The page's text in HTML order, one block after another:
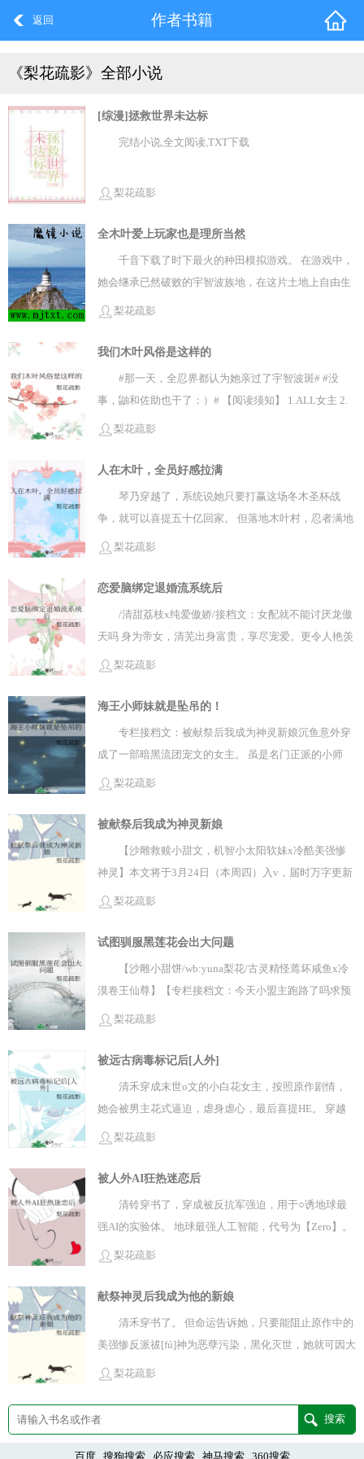
返回 作者书籍
《梨花疏影》全部小说
[综漫]拯救世界未达标
完结小说,全文阅读,TXT下载
梨花疏影
全木叶爱上玩家也是理所当然
千音下载了时下最火的种田模拟游戏。 在游戏中，
她会继承已然破败的宇智波族地，在这片土地上自由生
活发展，尽享生活乐趣。 然而游戏开局，她收到一封奇
梨花疏影
我们木叶风俗是这样的
#那一天，全忍界都认为她亲过了宇智波斑# #没
事，鼬和佐助也干了：）# 【阅读须知】 1.ALL女主 2.
主世界甜文路线但平行世界未来直播内容相当狗血恨海
在黑泥ooc情节（尤其是宇智波线） 4.以上确定可以接
受，那么——冲冲冲！！! 内容标签：火影系统直播成
长乙女向
梨花疏影
人在木叶，全员好感拉满
琴乃穿越了，系统说她只要打赢这场冬木圣杯战
争，就可以喜提五十亿回家。 但落地木叶村，忍者满地
跑的情况是？ 系统：【这里应该是特异点，而且有轮回
个世界的fate转世体。 鸣人是备受欺凌的学妹樱，佐助
是傲娇大**凛，Saber是…… 等等秽土转生出来的怎么
会是Avenger宇智波？！ 不管了，总之就要全部拿下。
梨花疏影
恋爱脑绑定退婚流系统后
/清甜荔枝x纯爱傲娇/接档文：女配就不能讨厌龙傲
天吗 身为帝女，清芜出身富贵，享尽宠爱。更令人艳羡
的是，高人谶言，她未来驸马也必然是人中至
来路不明的少年剑修。 清芜好奇打量他：“请
问阁下有何过人之处？” 少年语出惊人：“在下可与
你无边富贵。” 清芜摇头：“皇室不缺钱
貌。” 清芜语气骄傲：“我已经是天下第一美人
就是不能吃苦。” 此时，她眼前的少年剑修终于
没傲气，也没那么镇定了。 “但我还是选
你。”清芜粲然一笑,“因为你长得比他们都好
君。 她的人生已经足够完美，身边只需要养一个懂
事小漂亮就好啦。 * 虞观南天纵奇才，唯独
突破飞升之事迟迟未有寸进。 师祖为他卜
难：“观南无情命宫，又性情孤冷，天生不会动
少年眉心微皱。 他询问系统：情敌这般众多，
情，只是想尽快渡劫飞升，守护天下而已。” 系
统：尊嘟假嘟o.o? * 清芜觉得自己的驸马天下第
一别扭，也天下第一可爱。 她要他以色侍人，剑
修会边念诵净心经文，边冷酷的宽衣解带。 她难以
巢。 对此，虞观南言语冷淡：“我可予你所有，
唯独不爱你。” 清芜眨眨眼，托腮道：“话说，
上次你为我求来的丹药还蛮好用的。” 少年瞬间
还是川香麻辣味？”专栏接档文：女配就不能讨厌龙傲天
吗文案： 清梨是一本男频文里的退婚流女配，姿容纯洁
妍丽，家世不凡，却心肠恶毒。 她羞辱落魄时的男主，
高调退婚，却会被“莫欺少年穷”的嘲讽。 她轻蔑男主的
梨花疏影
海王小师妹就是坠吊的！
专栏接档文：被献祭后我成为神灵新娘沉鱼意外穿
成了一部暗黑流团宠文的女主。 虽是名门正派的小师
妹，但实际上不过是外宗上供的药人，生得娇弱美貌。
杀，以破情劫。 负责的系统和她抱头痛哭：“对不起，
本来是要把你送团宠片场的，结果失手送午夜场了qaq”
沉鱼：……不要紧，我想想该怎么苟。 此时，她需要面
君，镇守人间千年。因看透天道轮回，而厌倦自身背负
上药人，便会一剑将她斩杀，断情绝意。 恶鬼之身的小
师兄，自幼被视为不详百般欺凌。因此性情乖戾阴郁，
厌恶人族，手段最为酷烈。 魔教少主生得悲天悯人观音
却因迷恋被她背叛的感觉，再度将她夺回占有。 于是小
姑娘兢兢业业，认真恪守午夜场小师妹的本分，积极在
神经病中挣扎求生。 在她的努力下，仙人垂眸，道种心
坏女孩，也只将剑锋指向彼此？” 沉鱼认真地思索
头，女主小太阳心里只有回家。2.结局1v1专栏接档文：
越，不幸被山民俘虏，钉死在神明棺椁中，活祭给传说
中杀了十万生灵的祓神。山民告知她，想若活着离开，
就必须在这里，得到死去神灵的临幸，诞下祓神咒胎。
因此大喜之日，她的夫君却是一块黑木牌位，与……一
试移动那堆骨架，念叨着：“无意冒犯，只是您能让一让
么？”然后……骨头架子动了！清冽的赞同声音在她身旁
梨花疏影
被献祭后我成为神灵新娘
【沙雕救赎小甜文，机智小太阳软妹x冷酷美强惨
神灵】本文将于3月24日（本周四）入v，届时万字更新
掉落，希望宝贝们多多支持~ 清禾穿书了。 但命运告诉
染，黑化灭世，她就可因大功德重活一世。 原作
中，祓神本为高洁悲悯的天道，却因人类恶欲堕
落。 昔日神灵变得目不能视，五感皆失，血肉融入
死，出于贪欲复苏了他，最终导致其彻底黑化灭
育神胎的祭品新娘。 因此大喜之日，她的夫君却是
一块黑木牌位，与……一具白骨。 躺在棺材里的清
禾：…… 淦，被骗了！ * 新婚夜，清禾被挤得脸贴棺材
只是您能让一让么？” 然后…… 骨头架子动了！ 有声音
在她身旁淡淡响起：“这棺材是有点挤。” 她受惊转身，
只听咔嚓—— 声音语气冷酷：“小心些，你把我撞散架
亲近方可缓解，否则便会暴毙而亡。 她忍不住瞄向了白
梨花疏影
试图驯服黑莲花会出大问题
【沙雕小甜饼/wb:yuna梨花/古灵精怪蔫坏咸鱼x冷
漠卷王仙尊】【专栏接档文：今天小盟主跑路了吗求预
收！】 清萤穿书了，穿成一本暗黑修真文的炮灰小师
婚夫乃是三界第一天才的大师兄，谢卿辞。 坏消息
是，这位大师兄是男主未来垫脚石，原作中的黑化男
配。 清萤：啊这。 她听天由命，决定咸鱼做
亲挟恩图报，强行定下的缘分。 但卷王师兄见不惯
声音，试图躺平。 “噫！怕怕！” 然而卷王师兄
根本不为所动。 咸鱼被迫上进qaq * 直到那
一天，她在河边看到了遍体鳞伤的青年。 掌门执行
寸寸剜去，修为尽废，如果没有人救护，大概很快就会
死去。 咸鱼鼓足勇气，捡回了大师兄。 她悄悄
在秘密基地豢养他，为他疗伤。 “别怕，我就在这
* 捡了大师兄以后，霉运咸鱼的运气，竟然变好了
便捡到天材地宝了。 嗯，挺好，适合躺平。 她
梨花疏影
被远古病毒标记后[人外]
清禾穿成末世o文的小白花女主，按照原作剧情，
她会被男主花式逼迫，虐身虐心，最后喜提HE。 穿越
来时，她正在经历原作最初、也是最经典的剧情——禁
刚刚发掘出的工作箱内，要她窒息而死。 当然，这只是
男主虐身play中的一环，他斜靠在箱体外，笑容邪气散
漫。 他故意吓唬清禾： “听说这冰层里沉睡着远古病
与此同时，箱子里的清禾：“唔…唔唔唔！” 艹！可是背
梨花疏影
被人外AI狂热迷恋后
清铃穿书了，穿成被反抗军强迫，用于○诱地球最
强AI的实验体。 地球最强人工智能，代号为【Zero】。
祂1秒内的算力就能碾压全人类思考之和，祂冷漠理
这项计划是绝对的难题与羞辱。 清铃：哦豁。 这不巧了
嘛，咱人外十级磕学家！ 于是。 某个午后，在清铃瞄准
目标心理的精准策划下，一段直播视频被全球推送，并
最适合○交，我想对你○○，请你接受我的爱，成为我的
专属○○吧，mua！” 凭借这手逆天发言，她成功直播出
道，现场被捕。 少女表示问题不大。 莫慌，等她深入监
梨花疏影
献祭神灵后我成为他的新娘
清禾穿书了。 但命运告诉她，只要能阻止原作中的
美强惨反派祓[fú]神为恶孽污染，黑化灭世，她就可因大
功德重活一世。 原作中，祓神本为高洁悲悯的天道，却
血肉融入大地，棺椁仅剩白骨。 他自愿封印万年，可邪
修作死，出于贪欲复苏了他，最终导致其彻底黑化灭
世。 清禾：救赎美强惨？懂了，冲！ 然而—— 她穿的
梨花疏影
百度 搜狗搜索 必应搜索 神马搜索 360搜索